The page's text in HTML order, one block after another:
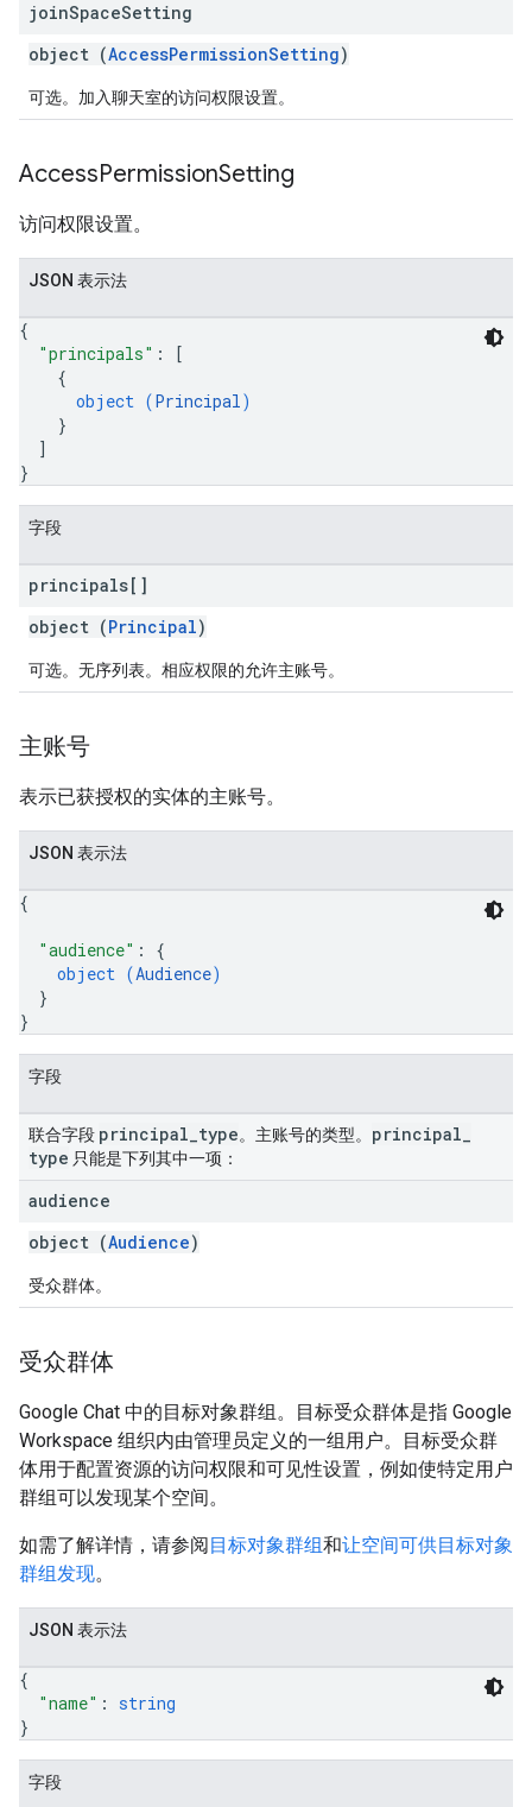
joinSpaceSetting
object (AccessPermissionSetting)
可选。加入聊天室的访问权限设置。
AccessPermissionSetting
访问权限设置。
JSON 表示法
{
"principals" :
[
{
object (Principal)
}
]
}
字段
principals[]
object (Principal)
可选。无序列表。相应权限的允许主账号。
主账号
表示已获授权的实体的主账号。
JSON 表示法
{
"audience" : {
object (Audience)
}
}
字段
联合字段 principal type。主账号的类型。 principal
type 只能是下列其中一项：
audience
object (Audience)
受众群体。
受众群体
Google Chat 中的目标对象群组。目标受众群体是指 Google
Workspace 组织内由管理员定义的一组用户。目标受众群
体用于配置资源的访问权限和可见性设置，例如使特定用户
群组可以发现某个空间。
如需了解详情，请参阅目标对象群组和让空间可供目标对象
群组发现。
JSON 表示法
{
"name" : string
}
字段